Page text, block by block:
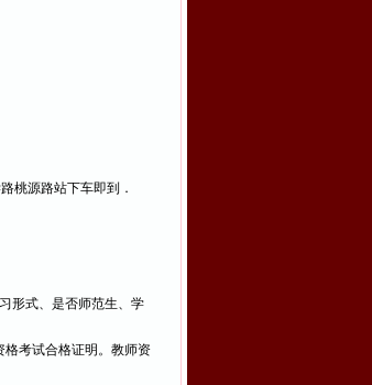
桃源路站下车即到．
形式、是否师范生、学
考试合格证明。教师资